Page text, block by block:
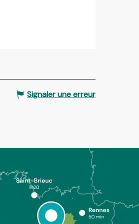
Signaler une erreur